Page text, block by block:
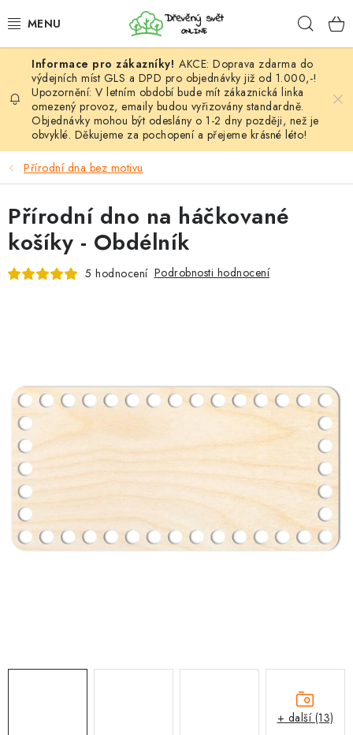
na
HÁČKOVÁNÍ
VYPLÉTÁNÍ
PŘÍZE
DOPLŇKY
TVOŘENÍ
VELKOOBCHOD
Doprava a platba Vrácení zboží a reklamace
Časté otázky
Kontakt
Moje objednávka
Obchodní podmínky
Ochrana osobních údajů
Hodnocení obchodu
Oblíbené produkty
Věrnostní program
AKCE: Doprava zdarma do
výdejních míst GLS a DPD pro objednávky již od 1.000,-!
Upozornění: V letním období bude mít zákaznická linka
omezený provoz, emaily budou vyřizovány standardně.
Objednávky mohou být odeslány o 1-2 dny později, než je
obvyklé. Děkujeme za pochopení a přejeme krásné léto!
Přírodní dna bez motivu
Přírodní dno na háčkované
košíky - Obdélník
5 hodnocení Podrobnosti hodnocení
+ další (13)